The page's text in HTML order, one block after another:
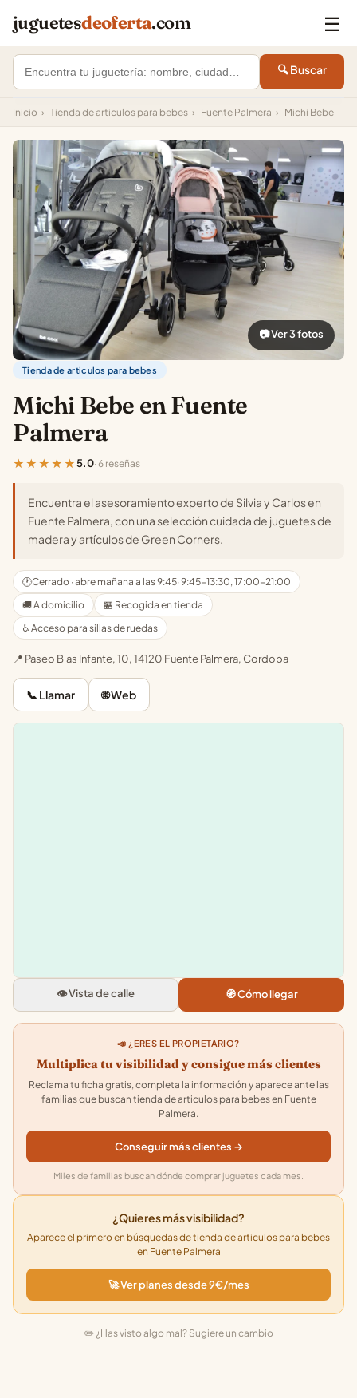
juguetesdeoferta.com ☰
🔍 Buscar
Inicio › Tienda de articulos para bebes › Fuente Palmera › Michi Bebe
📷 Ver 3 fotos
Paseo Blas Infante, 10, 14120
Palmera, Cordoba
👁️ Vista de calle 🧭 Cómo llegar
Tienda de articulos para bebes
Michi Bebe en Fuente
Palmera
★★★★★5.0· 6 reseñas
Encuentra el asesoramiento experto de Silvia y Carlos en
Fuente Palmera, con una selección cuidada de juguetes de
madera y artículos de Green Corners.
🕐Cerrado · abre mañana a las 9:45· 9:45-13:30, 17:00-21:00
🚚 A domicilio
🏪 Recogida en tienda
♿ Acceso para sillas de ruedas
📍 Paseo Blas Infante, 10, 14120 Fuente Palmera, Cordoba
📞 Llamar 🌐 Web
📣 ¿ERES EL PROPIETARIO?
Multiplica tu visibilidad y consigue más clientes
Reclama tu ficha gratis, completa la información y aparece ante las
familias que buscan tienda de articulos para bebes en Fuente
Palmera.
Conseguir más clientes →
Miles de familias buscan dónde comprar juguetes cada mes.
¿Quieres más visibilidad?
Aparece el primero en búsquedas de tienda de articulos para bebes
en Fuente Palmera
🚀 Ver planes desde 9€/mes
✏️ ¿Has visto algo mal? Sugiere un cambio